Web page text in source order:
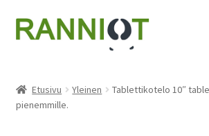
Siirry
navigointiin
Siirry
sisältöön
Asiakaspalautukset
Etusivu Yleinen
Tablettikotelo 10″
pienemmille.